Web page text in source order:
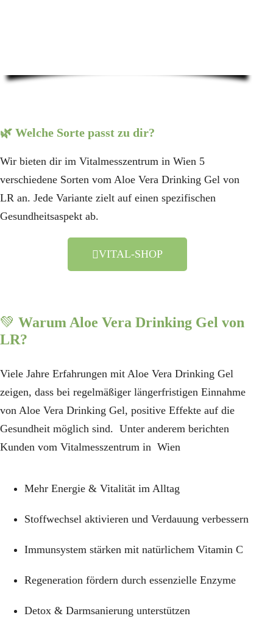
🌿 Welche Sorte passt zu dir?
Wir bieten dir im Vitalmesszentrum in Wien 5
verschiedene Sorten vom Aloe Vera Drinking Gel von
LR an. Jede Variante zielt auf einen spezifischen
Gesundheitsaspekt ab.
VITAL-SHOP
💚 Warum Aloe Vera Drinking Gel von
LR?
Viele Jahre Erfahrungen mit Aloe Vera Drinking Gel
zeigen, dass bei regelmäßiger längerfristigen Einnahme
von Aloe Vera Drinking Gel, positive Effekte auf die
Gesundheit möglich sind. Unter anderem berichten
Kunden vom Vitalmesszentrum in Wien
Mehr Energie & Vitalitätim Alltag
Stoffwechsel aktivieren und Verdauung verbessern
Immunsystem stärken mit natürlichem Vitamin C
Regeneration fördern durch essenzielle Enzyme
Detox & Darmsanierung unterstützen